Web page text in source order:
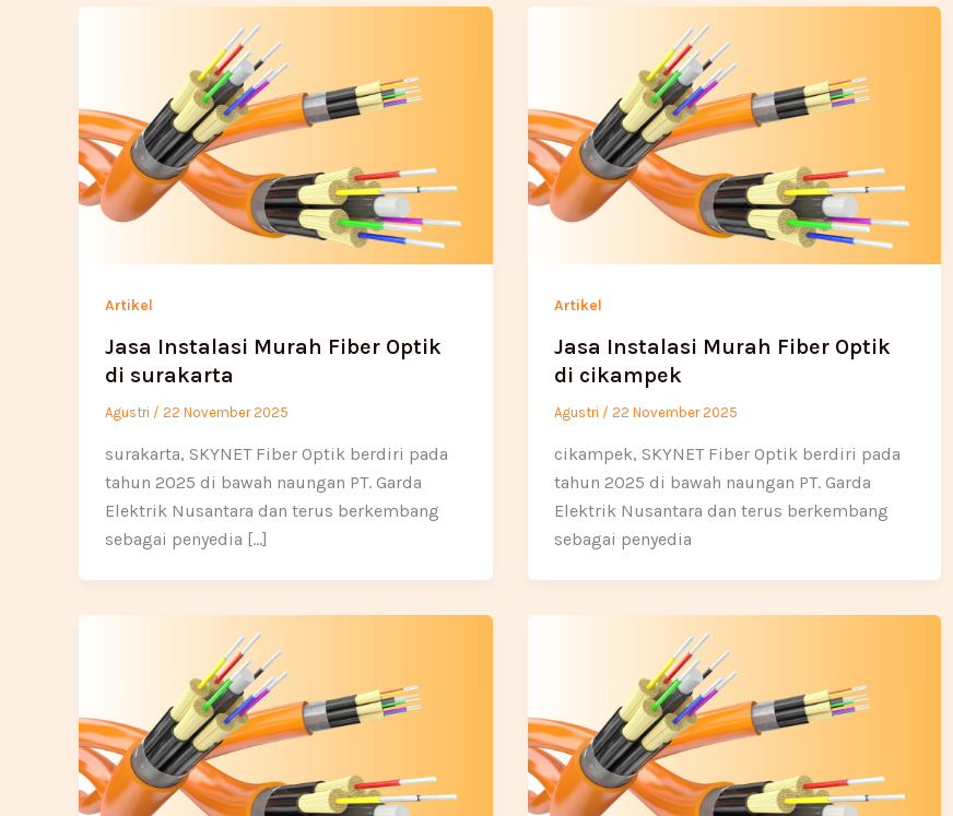
Artikel
Jasa Instalasi Murah Fiber Optik
di surakarta
Agustri / 22 November 2025
surakarta, SKYNET Fiber Optik berdiri pada
tahun 2025 di bawah naungan PT. Garda
Elektrik Nusantara dan terus berkembang
sebagai penyedia […]
Artikel
Jasa Instalasi Murah Fiber Optik
di cikampek
Agustri / 22 November 2025
cikampek, SKYNET Fiber Optik berdiri pada
tahun 2025 di bawah naungan PT. Garda
Elektrik Nusantara dan terus berkembang
sebagai penyedia